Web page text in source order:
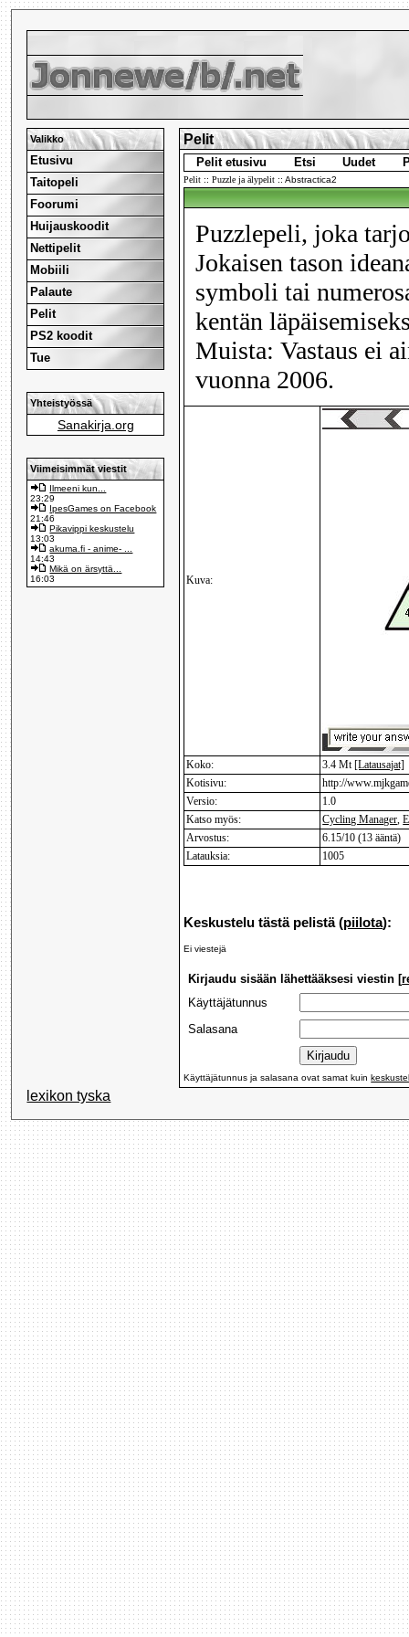
Valikko
Etusivu
Taitopeli
Foorumi
Huijauskoodit
Nettipelit
Mobiili
Palaute
Pelit
PS2 koodit
Tue
Yhteistyössä
Sanakirja.org
Viimeisimmät viestit
Ilmeeni kun...
23:29
IpesGames on Facebook
21:46
Pikavippi keskustelu
13:03
akuma.fi - anime- ...
14:43
Mikä on ärsyttä...
16:03
Pelit
Pelit etusivu Etsi Uudet
Pelit ::Puzzle ja älypelit ::Abstractica2
Puzzlepeli, joka
Jokaisen tason
symboli tai
kentän
Muista: Vastaus ei
vuonna 2006.
Kuva:
Koko: 3.4 Mt [Latausajat]
Kotisivu:
http://
Versio:
1.0
Katso myös:
Cycling Manager,
Arvostus:
6.15/10 (13 ääntä)
Latauksia:
1005
Keskustelu tästä pelistä (piilota):
Ei viestejä
Kirjaudu sisään lähettääksesi viestin [
Käyttäjätunnus
Salasana
Käyttäjätunnus ja salasana ovat samat kuin
lexikon tyska